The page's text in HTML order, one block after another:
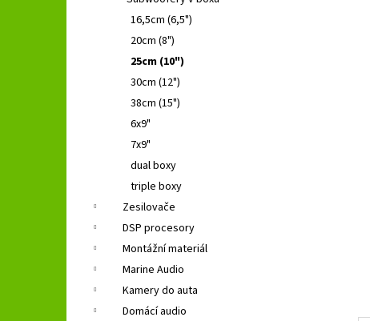
16,5cm (6,5")
20cm (8")
25cm (10")
30cm (12")
38cm (15")
6x9"
7x9"
dual boxy
triple boxy
Zesilovače
DSP procesory
Montážní materiál
Marine Audio
Kamery do auta
Domácí audio
1 690 Kč
Původně:2 490 Kč